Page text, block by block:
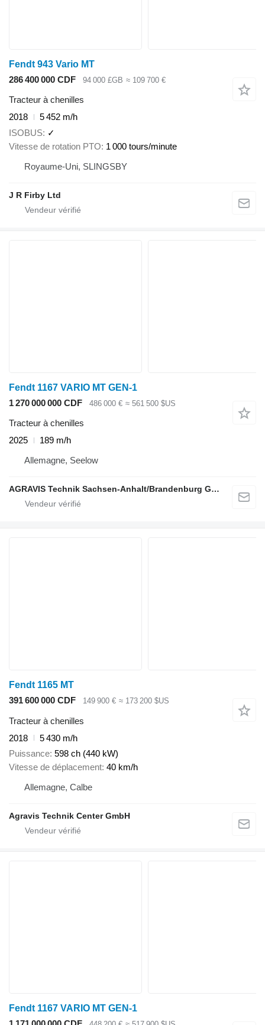
Fendt 943 Vario MT
286 400 000 CDF
94 000 £GB ≈ 109 700 €
Tracteur à chenilles
2018
5 452 m/h
ISOBUS ✓
Vitesse de rotation PTO 1 000 tours/minute
Royaume-Uni, SLINGSBY
J R Firby Ltd
Fendt 1167 VARIO MT GEN-1
1 270 000 000 CDF
486 000 € ≈ 561 500 $US
Tracteur à chenilles
2025
189 m/h
Allemagne, Seelow
AGRAVIS Technik Sachsen-Anhalt/Brandenburg GmbH
Fendt 1165 MT
391 600 000 CDF
149 900 € ≈ 173 200 $US
Tracteur à chenilles
2018
5 430 m/h
Puissance 598 ch (440 kW)
Vitesse de déplacement 40 km/h
Allemagne, Calbe
Agravis Technik Center GmbH
Fendt 1167 VARIO MT GEN-1